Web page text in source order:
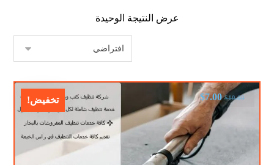
عرض النتيجة الوحيدة
تخفيض! $10.00
$7.00